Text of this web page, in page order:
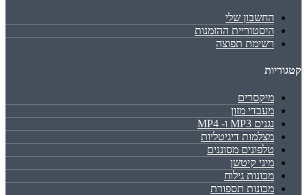
החשבון שלי
היסטוריית ההזמנות
רשימת תפוצה
קטגוריות
מיקסרים
מעבדי מזון
נגנים MP3 ו- MP4
מצלמות דיגיטליות
טלפונים מסוננים
מיני קיטשן
מכונות גילוח
מכונות תספורת